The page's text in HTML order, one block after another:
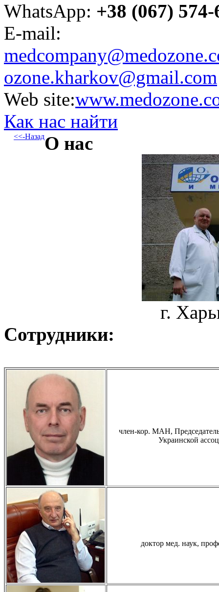
WhatsApp: +38 (067)
E-mail:
ozone.kharkov@gmail.com
Web site:
Как нас найти
<<-НазадО нас
г.
Сотрудники:
член-кор. МАН,
Украинской
доктор мед. наук,